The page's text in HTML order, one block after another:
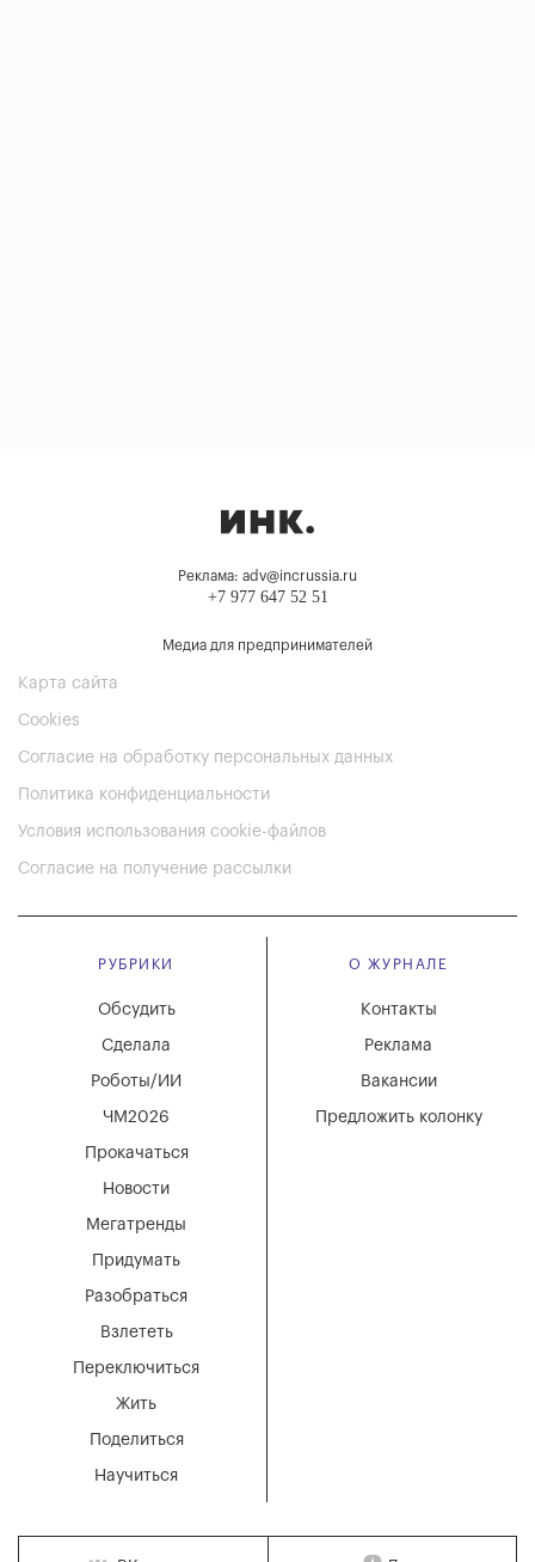
Реклама: adv@incrussia.ru
+7 977 647 52 51
Медиа для предпринимателей
Карта сайта
Cookies
Согласие на обработку персональных данных
Политика конфиденциальности
Условия использования cookie-файлов
Согласие на получение рассылки
РУБРИКИ
Мегатренды
Придумать
Разобраться
Взлететь
Новости
Переключиться
Жить
Поделиться
Научиться
Обсудить
Сделала
Роботы/ИИ
ЧМ2026
Прокачаться
О ЖУРНАЛЕ
Вакансии
Реклама
Контакты
Предложить колонку